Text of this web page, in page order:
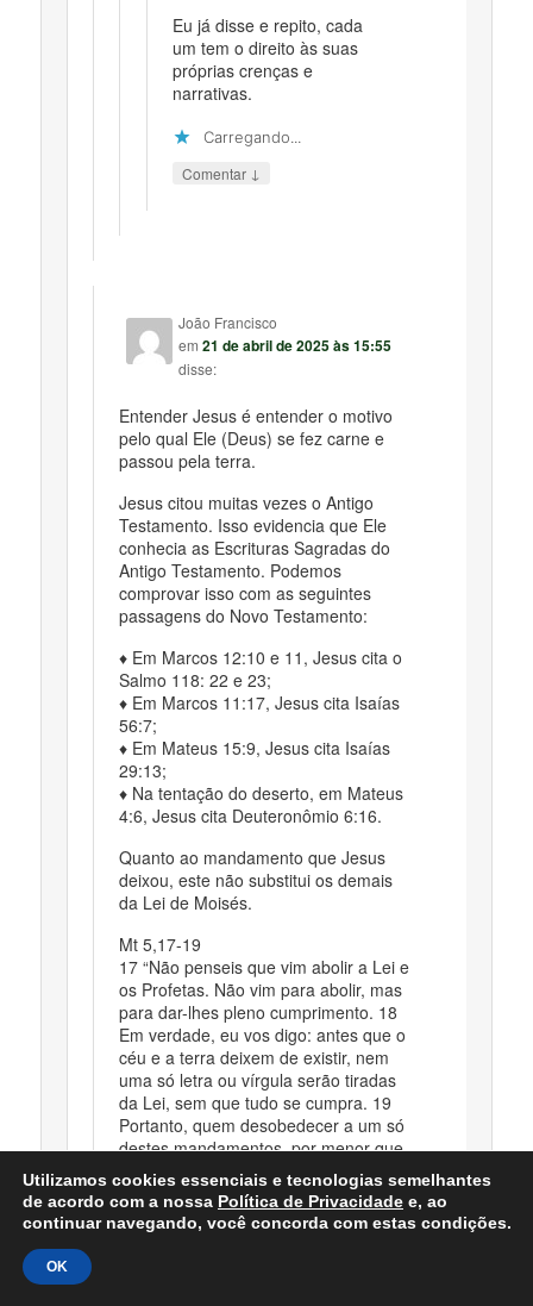
Eu já disse e repito, cada
um tem o direito às suas
próprias crenças e
narrativas.
Carregando...
Comentar ↓
João Francisco
em21 de abril de 2025 às 15:55
disse:
Entender Jesus é entender o motivo
pelo qual Ele (Deus) se fez carne e
passou pela terra.
Jesus citou muitas vezes o Antigo
Testamento. Isso evidencia que Ele
conhecia as Escrituras Sagradas do
Antigo Testamento. Podemos
comprovar isso com as seguintes
passagens do Novo Testamento:
♦ Em Marcos 12:10 e 11, Jesus cita o
Salmo 118: 22 e 23;
♦ Em Marcos 11:17, Jesus cita Isaías
56:7;
♦ Em Mateus 15:9, Jesus cita Isaías
29:13;
♦ Na tentação do deserto, em Mateus
4:6, Jesus cita Deuteronômio 6:16.
Quanto ao mandamento que Jesus
deixou, este não substitui os demais
da Lei de Moisés.
Mt 5,17-19
17 “Não penseis que vim abolir a Lei e
os Profetas. Não vim para abolir, mas
para dar-lhes pleno cumprimento. 18
Em verdade, eu vos digo: antes que o
céu e a terra deixem de existir, nem
uma só letra ou vírgula serão tiradas
da Lei, sem que tudo se cumpra. 19
Portanto, quem desobedecer a um só
destes mandamentos, por menor que
seja, e ensinar os outros a fazerem o
mesmo, será considerado o menor no
Reino dos Céus. Porém, quem os
praticar e ensinar será considerado
Utilizamos cookies essenciais e tecnologias semelhantes
de acordo com a nossa Política de Privacidade e, ao
continuar navegando, você concorda com estas condições.
OK